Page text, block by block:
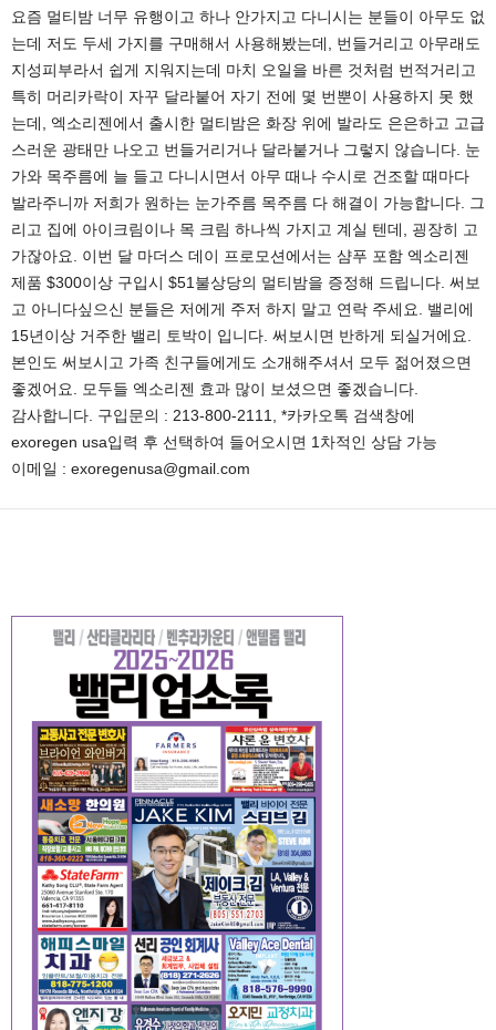
요즘 멀티밤 너무 유행이고 하나 안가지고 다니시는 분들이 아무도 없
는데 저도 두세 가지를 구매해서 사용해봤는데, 번들거리고 아무래도
지성피부라서 쉽게 지워지는데 마치 오일을 바른 것처럼 번적거리고
특히 머리카락이 자꾸 달라붙어 자기 전에 몇 번뿐이 사용하지 못 했
는데, 엑소리젠에서 출시한 멀티밤은 화장 위에 발라도 은은하고 고급
스러운 광태만 나오고 번들거리거나 달라붙거나 그렇지 않습니다. 눈
가와 목주름에 늘 들고 다니시면서 아무 때나 수시로 건조할 때마다
발라주니까 저희가 원하는 눈가주름 목주름 다 해결이 가능합니다. 그
리고 집에 아이크림이나 목 크림 하나씩 가지고 계실 텐데, 굉장히 고
가잖아요. 이번 달 마더스 데이 프로모션에서는 샴푸 포함 엑소리젠
제품 $300이상 구입시 $51불상당의 멀티밤을 증정해 드립니다. 써보
고 아니다싶으신 분들은 저에게 주저 하지 말고 연락 주세요. 밸리에
15년이상 거주한 밸리 토박이 입니다. 써보시면 반하게 되실거에요.
본인도 써보시고 가족 친구들에게도 소개해주셔서 모두 젊어졌으면
좋겠어요. 모두들 엑소리젠 효과 많이 보셨으면 좋겠습니다.
감사합니다. 구입문의 : 213-800-2111, *카카오톡 검색창에
exoregen usa입력 후 선택하여 들어오시면 1차적인 상담 가능
이메일 : exoregenusa@gmail.com